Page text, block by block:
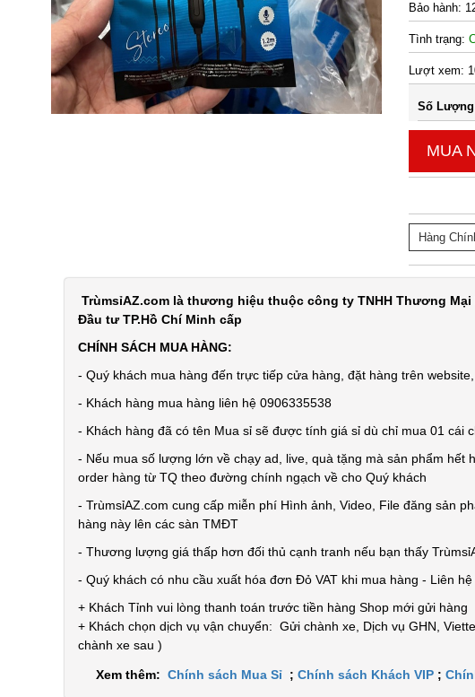
Bảo hành:
Tình trạng:
Lượt xem:
Số Lượng
MUA
Hàng
TrùmsỉAZ.com là thương hiệu thuộc công ty TNHH Thương Mại
Đầu tư TP.Hồ Chí Minh cấp
CHÍNH SÁCH MUA HÀNG:
- Quý khách mua hàng đến trực tiếp cửa hàng, đặt hàng trên
- Khách hàng mua hàng liên hệ 0906335538
- Khách hàng đã có tên Mua sỉ sẽ được tính giá sỉ dù chỉ mua 01 cái
- Nếu mua số lượng lớn về chạy ad, live, quà tặng mà sản phẩm
order hàng từ TQ theo đường chính ngạch về cho Quý khách
- TrùmsỉAZ.com cung cấp miễn phí Hình ảnh, Video, File đăng sản
hàng này lên các sàn TMĐT
- Thương lượng giá thấp hơn đối thủ cạnh tranh nếu bạn thấy
- Quý khách có nhu cầu xuất hóa đơn Đỏ VAT khi mua hàng - Liên
+ Khách Tỉnh vui lòng thanh toán trước tiền hàng Shop mới gửi hàng
+ Khách chọn dịch vụ vận chuyển: Gửi chành xe, Dịch vụ GHN,
chành xe sau )
Xem thêm: Chính sách Mua Sỉ ; Chính sách Khách VIP ;